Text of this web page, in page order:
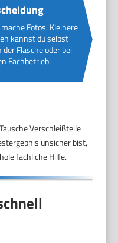
Fotos. Kleinere
kannst du selbst
Flasche oder bei
Fachbetrieb.
Verschleißteile
unsicher bist,
fachliche Hilfe.